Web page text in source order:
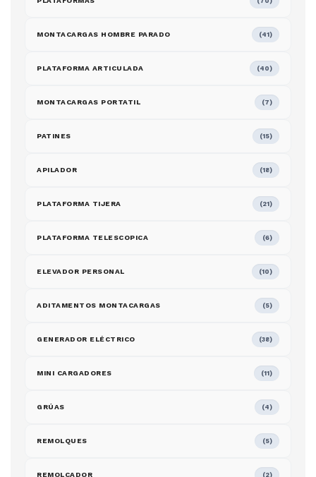
MONTACARGAS HOMBRE PARADO (41)
PLATAFORMA ARTICULADA (40)
MONTACARGAS PORTATIL (7)
PATINES (15)
APILADOR (18)
PLATAFORMA TIJERA (21)
PLATAFORMA TELESCOPICA (6)
ELEVADOR PERSONAL (10)
ADITAMENTOS MONTACARGAS (5)
GENERADOR ELÉCTRICO (38)
MINI CARGADORES (11)
GRÚAS (4)
REMOLQUES (5)
REMOLCADOR (2)